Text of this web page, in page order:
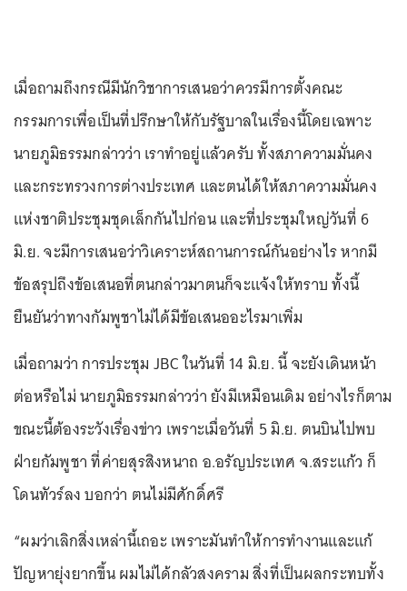
เมื่อถามถึงกรณีมีนักวิชาการเสนอว่าควรมีการตั้งคณะ
กรรมการเพื่อเป็นที่ปรึกษาให้กับรัฐบาลในเรื่องนี้โดยเฉพาะ
นายภูมิธรรมกล่าวว่า เราทำอยู่แล้วครับ ทั้งสภาความมั่นคง
และกระทรวงการต่างประเทศ และตนได้ให้สภาความมั่นคง
แห่งชาติประชุมชุดเล็กกันไปก่อน และที่ประชุมใหญ่วันที่ 6
มิ.ย. จะมีการเสนอว่าวิเคราะห์สถานการณ์กันอย่างไร หากมี
ข้อสรุปถึงข้อเสนอที่ตนกล่าวมาตนก็จะแจ้งให้ทราบ ทั้งนี้
ยืนยันว่าทางกัมพูชาไม่ได้มีข้อเสนออะไรมาเพิ่ม
เมื่อถามว่า การประชุม JBC ในวันที่ 14 มิ.ย. นี้ จะยังเดินหน้า
ต่อหรือไม่ นายภูมิธรรมกล่าวว่า ยังมีเหมือนเดิม อย่างไรก็ตาม
ขณะนี้ต้องระวังเรื่องข่าว เพราะเมื่อวันที่ 5 มิ.ย. ตนบินไปพบ
ฝ่ายกัมพูชา ที่ค่ายสุรสิงหนาถ อ.อรัญประเทศ จ.สระแก้ว ก็
โดนทัวร์ลง บอกว่า ตนไม่มีศักดิ์ศรี
“ผมว่าเลิกสิ่งเหล่านี้เถอะ เพราะมันทำให้การทำงานและแก้
ปัญหายุ่งยากขึ้น ผมไม่ได้กลัวสงคราม สิ่งที่เป็นผลกระทบทั้ง